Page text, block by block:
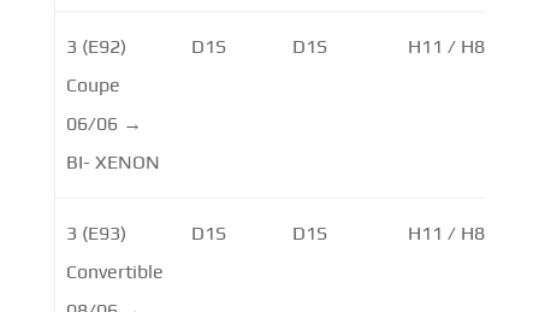
3 (E92)
Coupe
06/06 →
BI- XENON
D1S D1S H11 / H8
3 (E93)
Convertible
D1S D1S H11 / H8